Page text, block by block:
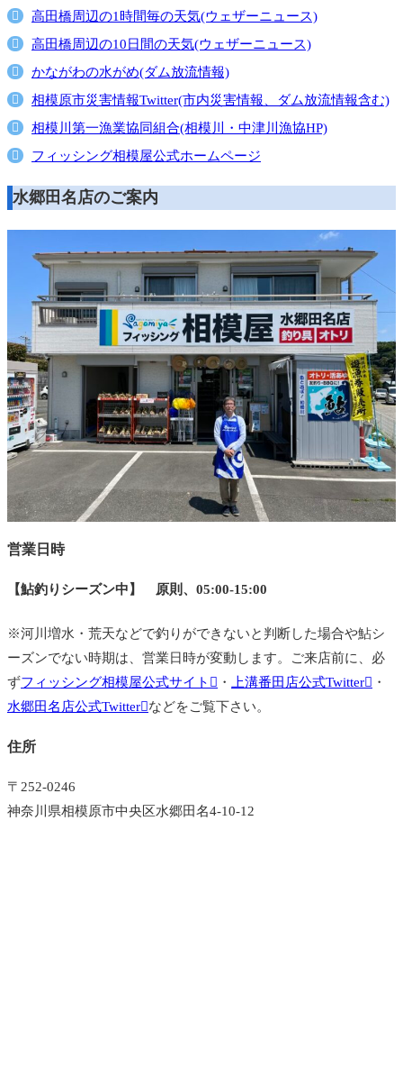
高田橋周辺の1時間毎の天気(ウェザーニュース)
高田橋周辺の10日間の天気(ウェザーニュース)
かながわの水がめ(ダム放流情報)
相模原市災害情報Twitter(市内災害情報、ダム放流情報含む)
相模川第一漁業協同組合(相模川・中津川漁協HP)
フィッシング相模屋公式ホームページ
水郷田名店のご案内
営業日時
【鮎釣りシーズン中】 原則、05:00-15:00
※河川増水・荒天などで釣りができないと判断した場合や鮎シ
ーズンでない時期は、営業日時が変動します。ご来店前に、必
ずフィッシング相模屋公式サイト ・ 上溝番田店公式Twitter
・
水郷田名店公式Twitter
などをご覧下さい。
住所
〒252-0246
神奈川県相模原市中央区水郷田名4-10-12